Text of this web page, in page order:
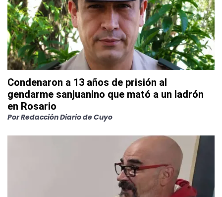
Condenaron a 13 años de prisión al
gendarme sanjuanino que mató a un ladrón
en Rosario
PorRedacción Diario de Cuyo